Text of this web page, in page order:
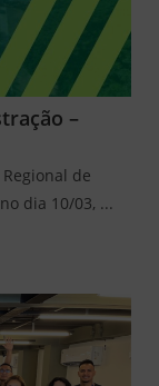
–
de
dia 10/03, ...